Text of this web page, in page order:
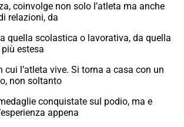
coinvolge non solo l’atleta ma anche
relazioni, da
quella scolastica o lavorativa, da quella
estesa
l’atleta vive. Si torna a casa con un
non soltanto
conquistate sul podio, ma e
appena